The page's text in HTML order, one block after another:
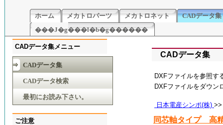
ホーム メカトロパーツ メカトロネット
CADデータ集
���J�g���l�b�g������
CADデータ集
DXFファイルを参照す
DXFファイルをダウン
日本電産シンポ(株)
同芯軸タイプ 高
CADデータ集メニュー
CADデータ集
CADデータ検索
最初にお読み下さい。
ご注意